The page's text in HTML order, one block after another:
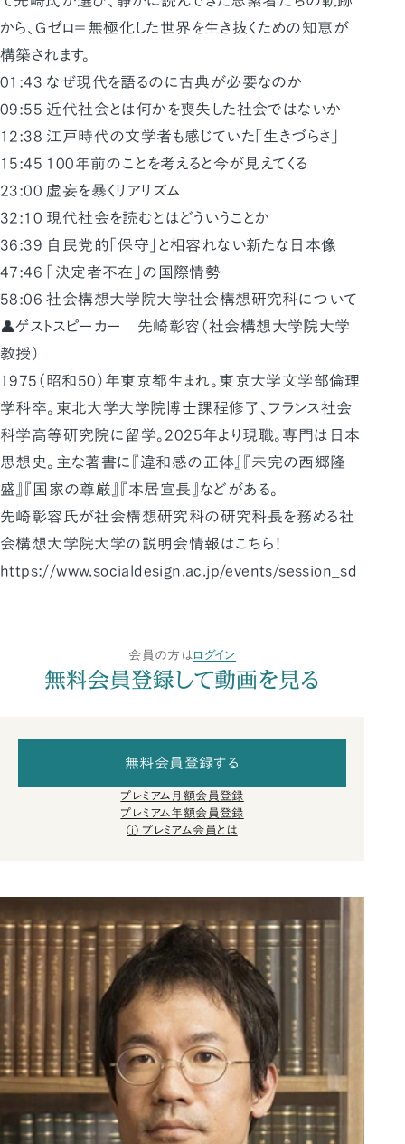
から、Gゼロ＝無極化した世界を生き抜くための知恵が
構築されます。
01:43 なぜ現代を語るのに古典が必要なのか
09:55 近代社会とは何かを喪失した社会ではないか
12:38 江戸時代の文学者も感じていた「生きづらさ」
15:45 100年前のことを考えると今が見えてくる
23:00 虚妄を暴くリアリズム
32:10 現代社会を読むとはどういうことか
36:39 自民党的「保守」と相容れない新たな日本像
47:46 「決定者不在」の国際情勢
58:06 社会構想大学院大学社会構想研究科について
👤ゲストスピーカー 先崎彰容（社会構想大学院大学
教授）
1975（昭和50）年東京都生まれ。東京大学文学部倫理
学科卒。東北大学大学院博士課程修了、フランス社会
科学高等研究院に留学。2025年より現職。専門は日本
思想史。主な著書に『違和感の正体』『未完の西郷隆
盛』『国家の尊厳』『本居宣長』などがある。
先崎彰容氏が社会構想研究科の研究科長を務める社
会構想大学院大学の説明会情報はこちら！
https://www.socialdesign.ac.jp/events/session_sd
会員の方はログイン
無料会員登録して動画を見る
無料会員登録する
プレミアム月額会員登録
プレミアム年額会員登録
プレミアム会員とは